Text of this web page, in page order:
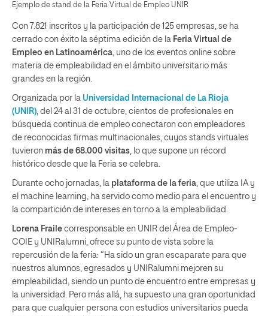
Ejemplo de stand de la Feria Virtual de Empleo UNIR
Con 7.821 inscritos y la participación de 125 empresas, se ha
cerrado con éxito la séptima edición de la Feria Virtual de
Empleo en Latinoamérica , uno de los eventos online sobre
materia de empleabilidad en el ámbito universitario más
grandes en la región.
Organizada por la Universidad Internacional de La Rioja
(UNIR) , del 24 al 31 de octubre, cientos de profesionales en
búsqueda continua de empleo conectaron con empleadores
de reconocidas firmas multinacionales, cuyos stands virtuales
tuvieron más de 68.000 visitas , lo que supone un récord
histórico desde que la Feria se celebra.
Durante ocho jornadas, la plataforma de la feria , que utiliza IA y
el machine learning, ha servido como medio para el encuentro y
la compartición de intereses en torno a la empleabilidad.
Lorena Fraile corresponsable en UNIR del Área de Empleo-
COIE y UNIRalumni, ofrece su punto de vista sobre la
repercusión de la feria: “Ha sido un gran escaparate para que
nuestros alumnos, egresados y UNIRalumni mejoren su
empleabilidad, siendo un punto de encuentro entre empresas y
la universidad. Pero más allá, ha supuesto una gran oportunidad
para que cualquier persona con estudios universitarios pueda